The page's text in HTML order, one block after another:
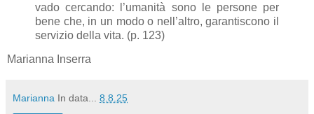
vado cercando: l’umanità sono le persone per
bene che, in un modo o nell’altro, garantiscono il
servizio della vita. (p. 123)
Marianna Inserra
Marianna In data... 8.8.25